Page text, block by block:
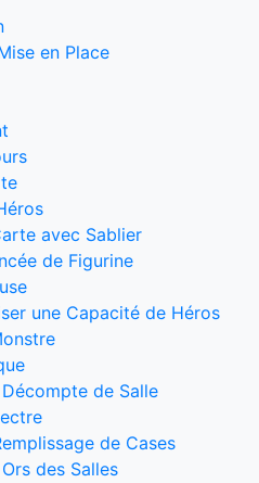
en Place
avec Sablier
de Figurine
une Capacité de Héros
de Salle
de Cases
des Salles